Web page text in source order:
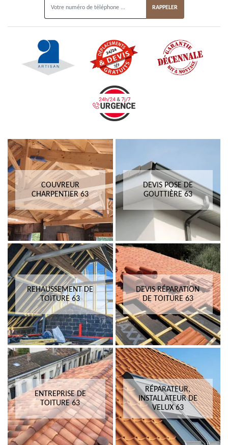
COUVREUR
CHARPENTIER 63
DEVIS POSE DE
GOUTTIÈRE 63
REHAUSSEMENT DE
TOITURE 63
DEVIS RÉPARATION
DE TOITURE 63
ENTREPRISE DE
TOITURE 63
RÉPARATEUR,
INSTALLATEUR DE
VELUX 63